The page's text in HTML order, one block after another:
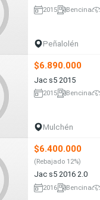
2015 Bencina
Peñalolén
$6.890.000
Jac s5 2015
2015 Bencina
Mulchén
$6.400.000
(Rebajado 12%)
Jac s5 2016 2.0
2016 Bencina